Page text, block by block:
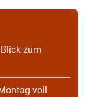
zum
voll